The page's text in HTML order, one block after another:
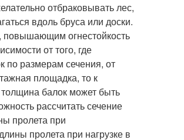
отбраковывать лес,
вдоль бруса или доски.
повышающим огнестойкость
от того, где
по размерам сечения, от
площадка, то к
балок может быть
рассчитать сечение
пролета при
пролета при нагрузке в